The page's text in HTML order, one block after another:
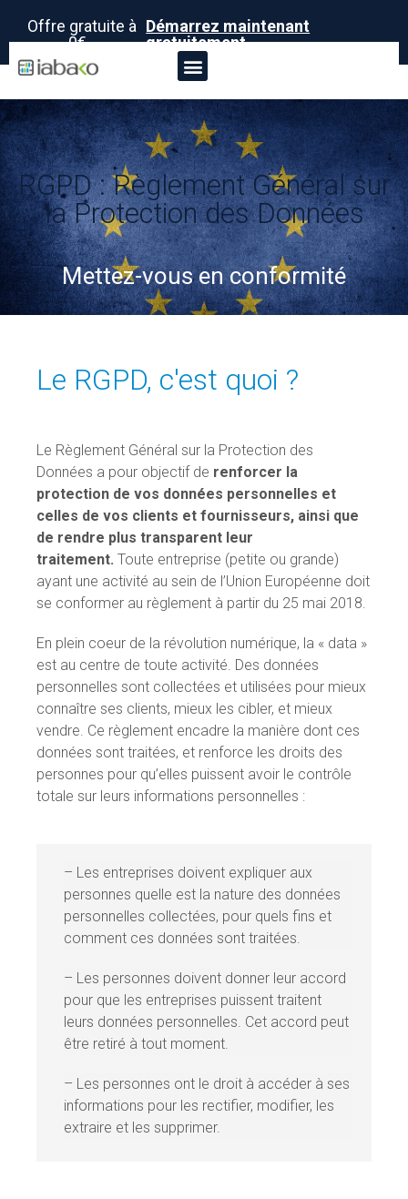
Offre gratuite à
0€ -
Démarrez maintenant
gratuitement
RGPD : Règlement Général sur
la Protection des Données
Mettez-vous en conformité
Le RGPD, c'est quoi ?
Le Règlement Général sur la Protection des
Données a pour objectif de renforcer la
protection de vos données personnelles et
celles de vos clients et fournisseurs, ainsi que
de rendre plus transparent leur
traitement. Toute entreprise (petite ou grande)
ayant une activité au sein de l’Union Européenne doit
se conformer au règlement à partir du 25 mai 2018.
En plein coeur de la révolution numérique, la « data »
est au centre de toute activité. Des données
personnelles sont collectées et utilisées pour mieux
connaître ses clients, mieux les cibler, et mieux
vendre. Ce règlement encadre la manière dont ces
données sont traitées, et renforce les droits des
personnes pour qu’elles puissent avoir le contrôle
totale sur leurs informations personnelles :
– Les entreprises doivent expliquer aux
personnes quelle est la nature des données
personnelles collectées, pour quels fins et
comment ces données sont traitées.
– Les personnes doivent donner leur accord
pour que les entreprises puissent traitent
leurs données personnelles. Cet accord peut
être retiré à tout moment.
– Les personnes ont le droit à accéder à ses
informations pour les rectifier, modifier, les
extraire et les supprimer.